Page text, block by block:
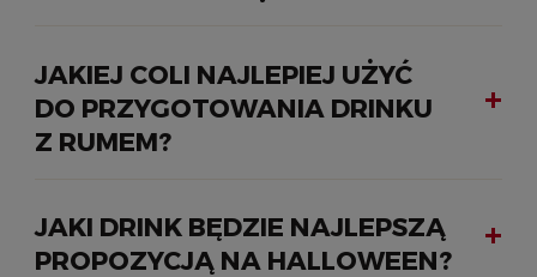
JAKIEJ COLI NAJLEPIEJ UŻYĆ
DO PRZYGOTOWANIA DRINKU
Z RUMEM?
JAKI DRINK BĘDZIE NAJLEPSZĄ
PROPOZYCJĄ NA HALLOWEEN?